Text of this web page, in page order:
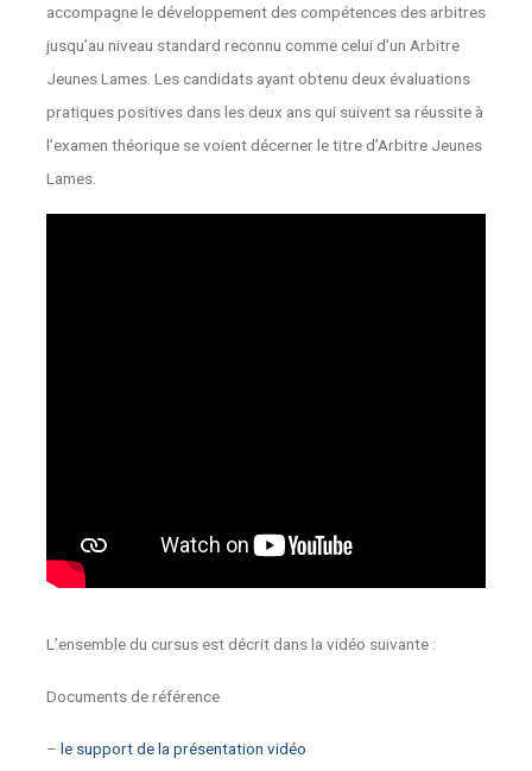
accompagne le développement des compétences des arbitres
jusqu’au niveau standard reconnu comme celui d’un Arbitre
Jeunes Lames. Les candidats ayant obtenu deux évaluations
pratiques positives dans les deux ans qui suivent sa réussite à
l’examen théorique se voient décerner le titre d’Arbitre Jeunes
Lames.
L’ensemble du cursus est décrit dans la vidéo suivante :
Documents de référence
– le support de la présentation vidéo